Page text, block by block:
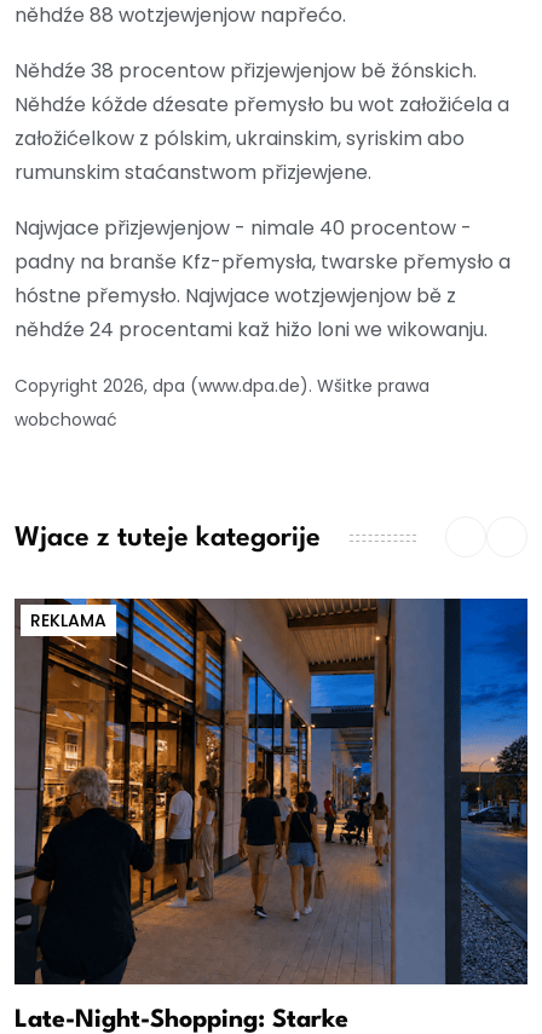
něhdźe 88 wotzjewjenjow napřećo.
Něhdźe 38 procentow přizjewjenjow bě žónskich.
Něhdźe kóžde dźesate přemysło bu wot załožićela a
załožićelkow z pólskim, ukrainskim, syriskim abo
rumunskim staćanstwom přizjewjene.
Najwjace přizjewjenjow - nimale 40 procentow -
padny na branše Kfz-přemysła, twarske přemysło a
hóstne přemysło. Najwjace wotzjewjenjow bě z
něhdźe 24 procentami kaž hižo loni we wikowanju.
Copyright 2026, dpa (www.dpa.de). Wšitke prawa
wobchować
Wjace z tuteje kategorije
REKLAMA
Late-Night-Shopping: Starke